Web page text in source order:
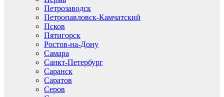
Петрозаводск
Петропавловск-Камчатский
Псков
Пятигорск
Ростов-на-Дону
Самара
Санкт-Петербург
Саранск
Саратов
Серов